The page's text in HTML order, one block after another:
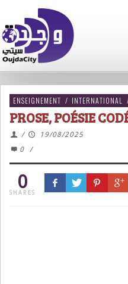
ENSEIGNEMENT / INTERNATIONAL
PROSE, POÉSIE
/
19/08/2025
0
/
0
SHARES